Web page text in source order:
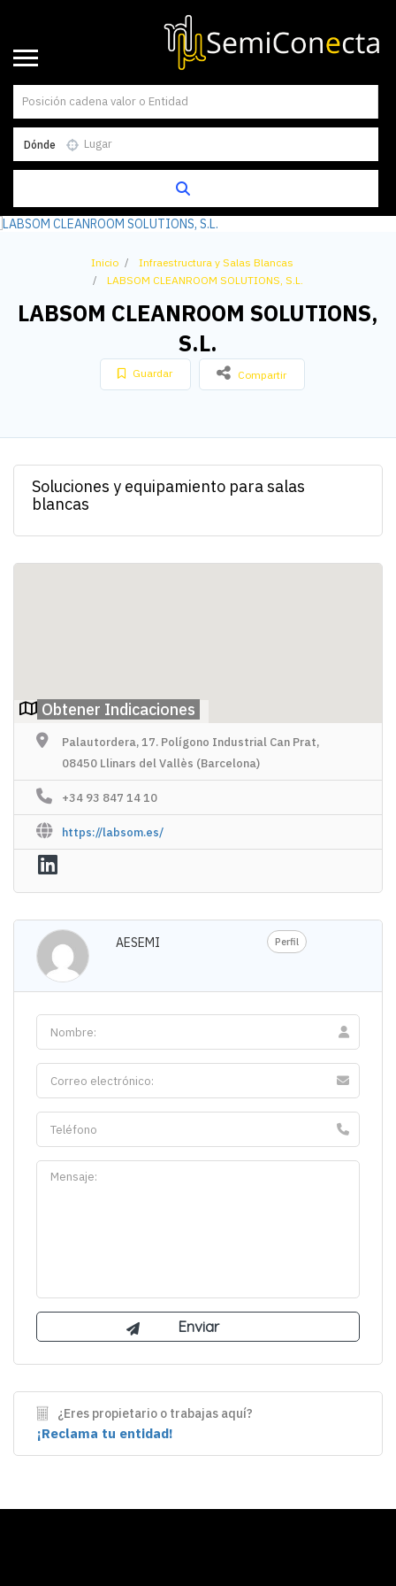
Dónde
Inicio
Infraestructura y Salas Blancas
LABSOM CLEANROOM SOLUTIONS, S.L.
LABSOM CLEANROOM SOLUTIONS,
S.L.
Guardar Compartir
Soluciones y equipamiento para salas
blancas
Obtener Indicaciones
Palautordera, 17. Polígono Industrial Can Prat,
08450 Llinars del Vallès (Barcelona)
+34 93 847 14 10​
https://labsom.es/
AESEMI Perfil
¿Eres propietario o trabajas aquí?
¡Reclama tu entidad!